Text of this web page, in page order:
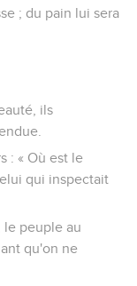
; du pain lui sera
ils
: « Où est le
qui inspectait
le peuple au
qu'on ne